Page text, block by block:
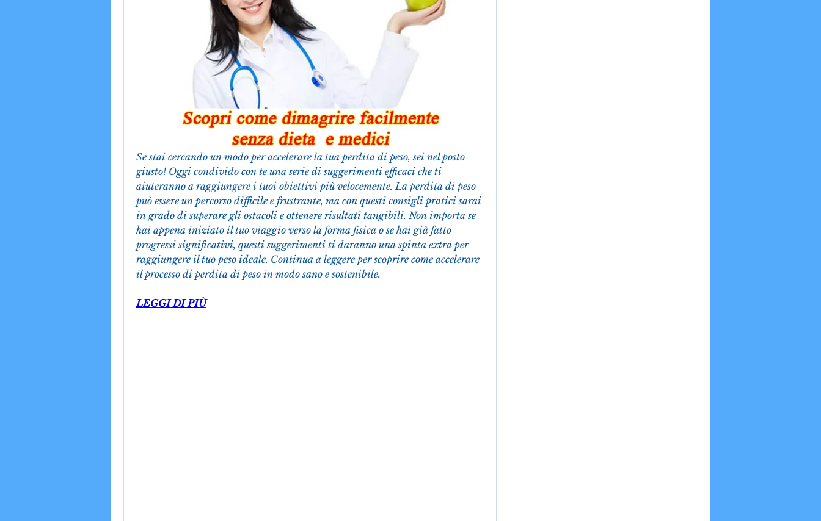
Se stai cercando un modo per accelerare la tua perdita di peso, sei nel posto
giusto! Oggi condivido con te una serie di suggerimenti efficaci che ti
aiuteranno a raggiungere i tuoi obiettivi più velocemente. La perdita di peso
può essere un percorso difficile e frustrante, ma con questi consigli pratici sarai
in grado di superare gli ostacoli e ottenere risultati tangibili. Non importa se
hai appena iniziato il tuo viaggio verso la forma fisica o se hai già fatto
progressi significativi, questi suggerimenti ti daranno una spinta extra per
raggiungere il tuo peso ideale. Continua a leggere per scoprire come accelerare
il processo di perdita di peso in modo sano e sostenibile.
LEGGI DI PIÙ